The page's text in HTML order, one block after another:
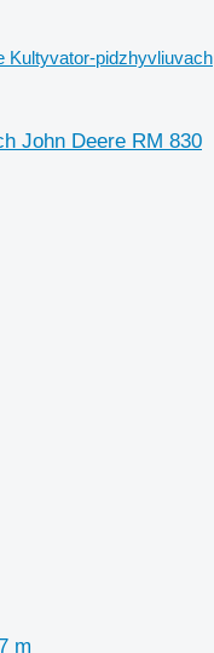
Kultyvator-pidzhyvliuvach
John Deere RM 830
m